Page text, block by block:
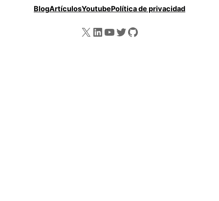
BlogArtículosYoutubePolítica de privacidad
X LinkedIn YouTube Twitter GitHub